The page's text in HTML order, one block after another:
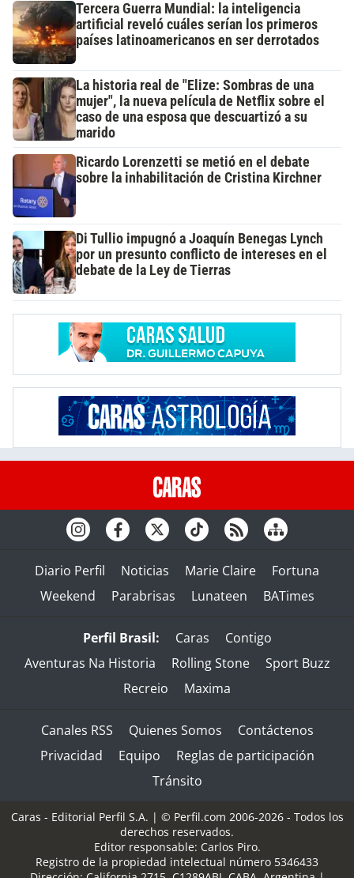
Tercera Guerra Mundial: la inteligencia
artificial reveló cuáles serían los primeros
países latinoamericanos en ser derrotados
La historia real de "Elize: Sombras de una
mujer", la nueva película de Netflix sobre el
caso de una esposa que descuartizó a su
marido
Ricardo Lorenzetti se metió en el debate
sobre la inhabilitación de Cristina Kirchner
Di Tullio impugnó a Joaquín Benegas Lynch
por un presunto conflicto de intereses en el
debate de la Ley de Tierras
Diario Perfil Noticias Marie Claire
Fortuna
Weekend
Parabrisas Lunateen BATimes
Perfil Brasil: Caras
Contigo
Aventuras Na Historia
Rolling Stone
Sport Buzz
Recreio
Maxima
Canales RSS Quienes Somos
Contáctenos
Privacidad
Equipo
Reglas de participación
Tránsito
Caras - Editorial Perfil S.A. | © Perfil.com 2006-2026 - Todos los
derechos reservados.
Editor responsable: Carlos Piro.
Registro de la propiedad intelectual número 5346433